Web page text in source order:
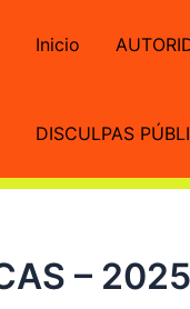
Inicio
DISCULPAS
–